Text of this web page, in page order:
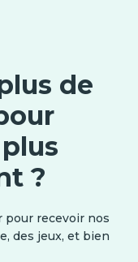
de
?
recevoir nos
des jeux, et bien